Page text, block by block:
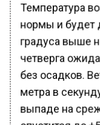
Температура
нормы и будет
градуса выше
четверга
без осадков.
метра в
выпаде на